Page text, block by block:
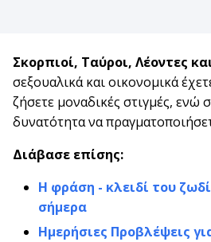
Σκορπιοί, Ταύροι, Λέοντες
σεξουαλικά και οικονομικά
ζήσετε μοναδικές στιγμές, ενώ
δυνατότητα να
Διάβασε επίσης:
Η φράση - κλειδί του
σήμερα
Ημερήσιες Προβλέψεις